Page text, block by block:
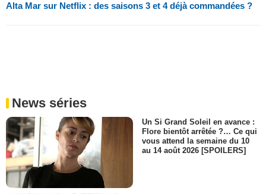
Alta Mar sur Netflix : des saisons 3 et 4 déjà commandées ?
News séries
Un Si Grand Soleil en avance :
Flore bientôt arrêtée ?… Ce qui
vous attend la semaine du 10
au 14 août 2026 [SPOILERS]